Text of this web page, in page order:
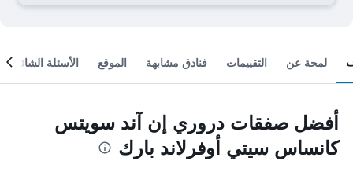
لمحة عن التقييمات فنادق مشابهة الموقع الأسئلة الشائعة
أفضل صفقات دروري إن آند سويتس
كانساس سيتي أوفرلاند بارك